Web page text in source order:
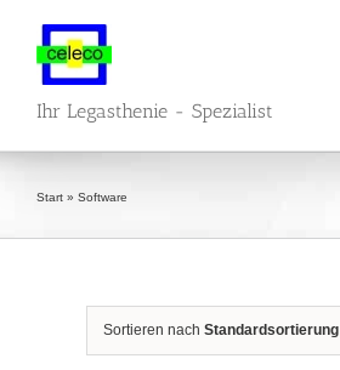
springen
Ihr Legasthenie - Spezialist
Start » Software
Sortieren nach Standardsortierung